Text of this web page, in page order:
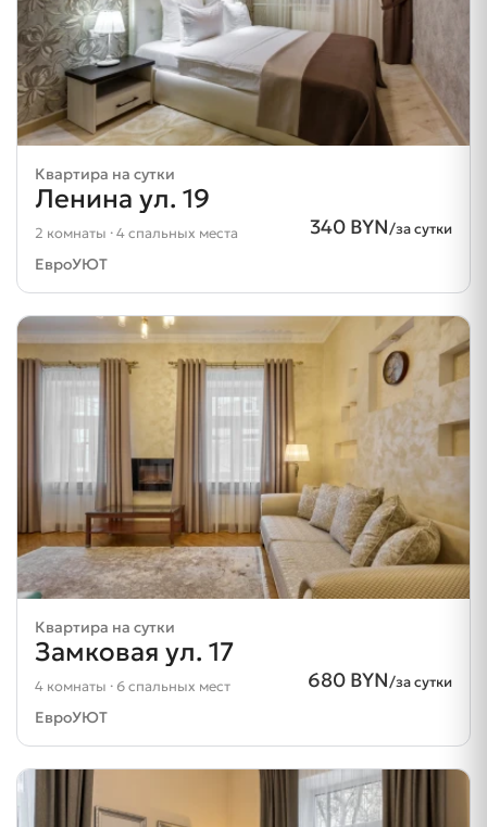
Квартира на сутки
Ленина ул. 19
340 BYN/за сутки
2 комнаты · 4 спальных места
ЕвроУЮТ
Квартира на сутки
Замковая ул. 17
680 BYN/за сутки
4 комнаты · 6 спальных мест
ЕвроУЮТ